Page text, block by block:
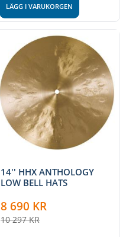
LÄGG I VARUKORGEN
14'' HHX ANTHOLOGY
LOW BELL HATS
8 690 KR
10 297KR